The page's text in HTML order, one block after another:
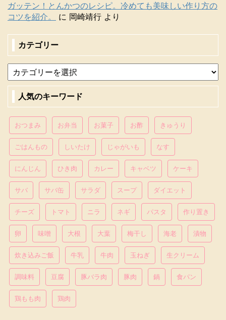
ガッテン！とんかつのレシピ。冷めても美味しい作り方の
コツを紹介。
に 岡崎靖行 より
カテゴリー
人気のキーワード
おつまみ お弁当 お菓子 お酢 きゅうり
ごはんもの しいたけ じゃがいも なす
にんじん ひき肉 カレー キャベツ ケーキ
サバ サバ缶 サラダ スープ ダイエット
チーズ トマト ニラ ネギ パスタ 作り置き
卵 味噌 大根 大葉 梅干し 海老 漬物
炊き込みご飯 牛乳 牛肉 玉ねぎ 生クリーム
調味料 豆腐 豚バラ肉 豚肉 鍋 食パン
鶏もも肉 鶏肉